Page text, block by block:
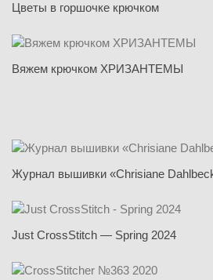
Цветы в горшочке крючком
Вяжем крючком ХРИЗАНТЕМЫ
Журнал вышивки «Chrisiane
Just CrossStitch — Spring 2024